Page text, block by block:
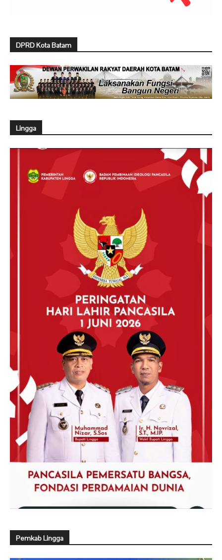
DPRD Kota Batam
Lingga
Pemkab Lingga